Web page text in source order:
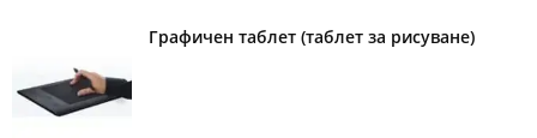
Графичен таблет (таблет за рисуване)